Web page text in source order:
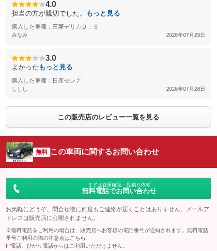
4.0
担当の方が親切でした。 もっと見る
購入した車種：三菱デリカＤ：５
みなみ 2026年07月29日
3.0
よかった もっと見る
購入した車種：日産セレナ
ししし 2026年07月28日
この販売店のレビュー一覧を見る
無料 この車両に関するお問い合わせ
まずは在庫確認・見積り依頼
無料電話でお問い合わせ
お気軽にどうぞ。問合せ後に何度もご連絡が届くことはありません。メールア
ドレスは販売店に公開されません。
※無料電話をご利用の場合は、販売店へお客様の電話番号が通知されます。無料電話
番号ご利用の際の注意点は こちら
IP電話、ひかり電話からはご利用いただけません。